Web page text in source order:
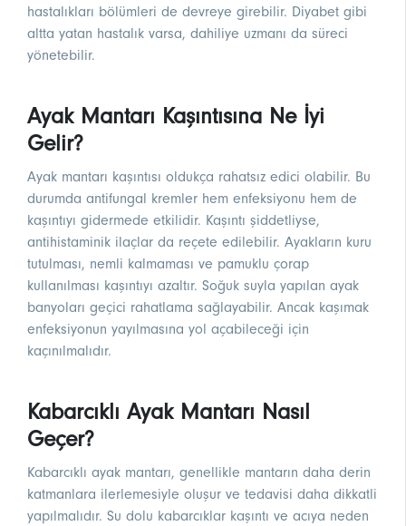
hastalıkları bölümleri de devreye girebilir. Diyabet gibi
altta yatan hastalık varsa, dahiliye uzmanı da süreci
yönetebilir.
Ayak Mantarı Kaşıntısına Ne İyi
Gelir?
Ayak mantarı kaşıntısı oldukça rahatsız edici olabilir. Bu
durumda antifungal kremler hem enfeksiyonu hem de
kaşıntıyı gidermede etkilidir. Kaşıntı şiddetliyse,
antihistaminik ilaçlar da reçete edilebilir. Ayakların kuru
tutulması, nemli kalmaması ve pamuklu çorap
kullanılması kaşıntıyı azaltır. Soğuk suyla yapılan ayak
banyoları geçici rahatlama sağlayabilir. Ancak kaşımak
enfeksiyonun yayılmasına yol açabileceği için
kaçınılmalıdır.
Kabarcıklı Ayak Mantarı Nasıl
Geçer?
Kabarcıklı ayak mantarı, genellikle mantarın daha derin
katmanlara ilerlemesiyle oluşur ve tedavisi daha dikkatli
yapılmalıdır. Su dolu kabarcıklar kaşıntı ve acıya neden